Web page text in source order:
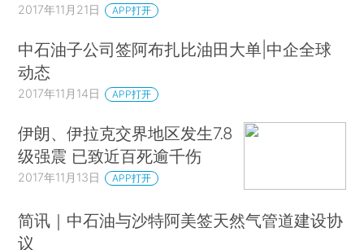
2017年11月21日 APP打开
中石油子公司签阿布扎比油田大单|中企全球
动态
2017年11月14日 APP打开
伊朗、伊拉克交界地区发生7.8
级强震 已致近百死逾千伤
2017年11月13日 APP打开
简讯｜中石油与沙特阿美签天然气管道建设协
议